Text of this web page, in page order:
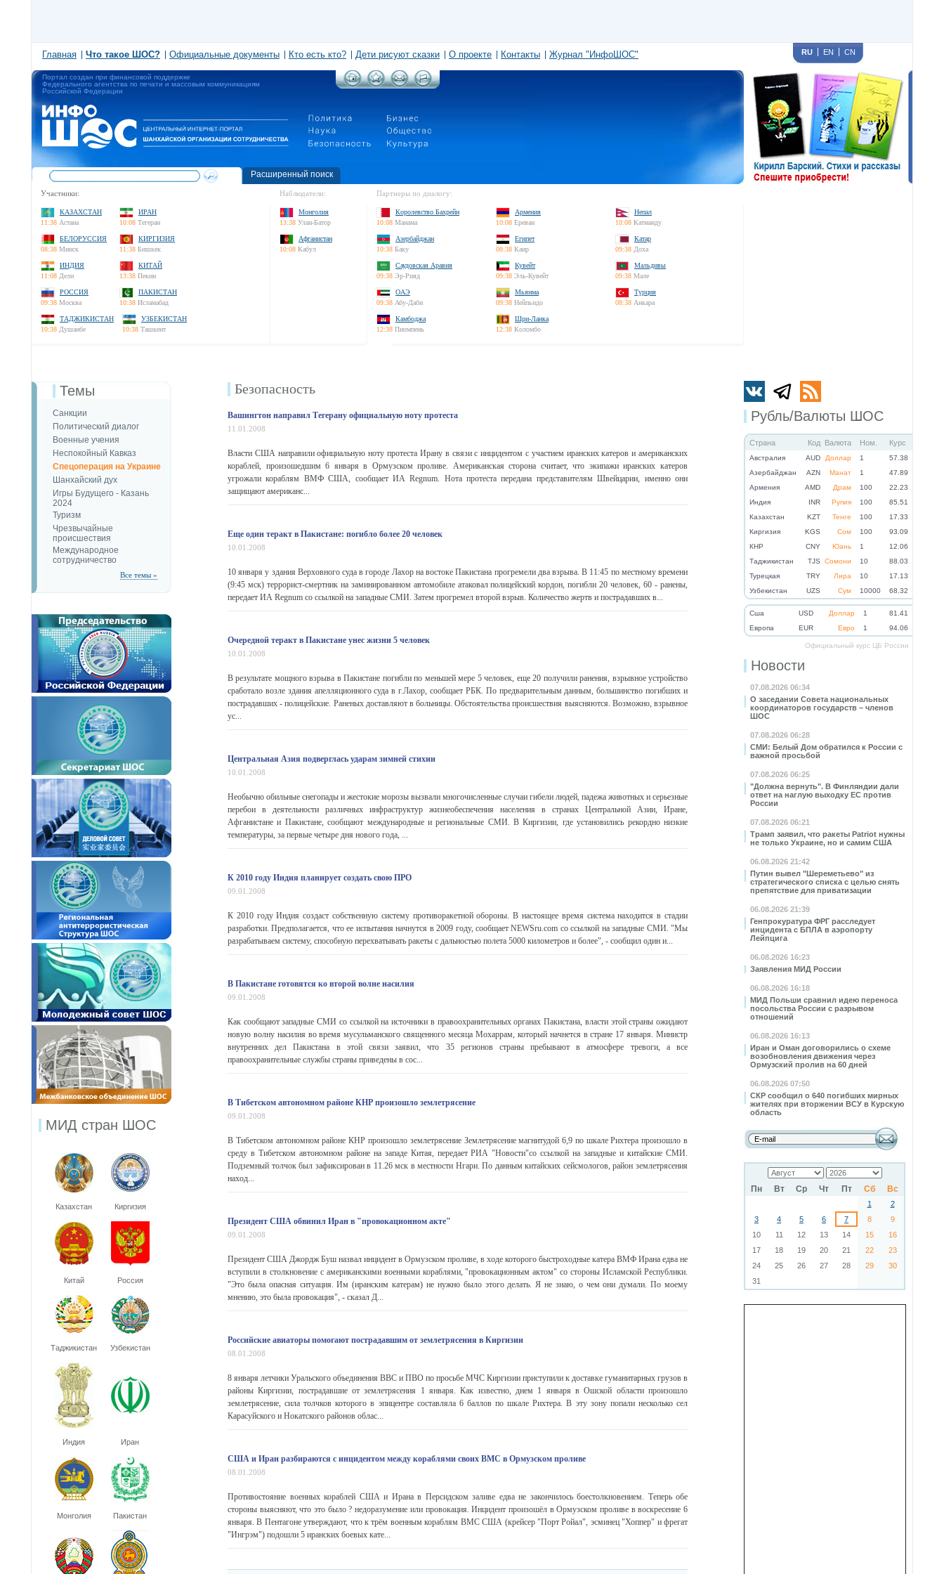
Главная Что такое ШОС? Официальные документы Кто есть кто? Дети рисуют сказки О проекте Контакты Журнал "ИнфоШОС" RU EN CN
Портал создан при финансовой поддержке
Федерального агентства по печати и массовым коммуникациям
Российской Федерации
Расширенный поиск
Участники:
КАЗАХСТАН
11:38 Астана
ИРАН
10:08 Тегеран
БЕЛОРУССИЯ
08:38 Минск
КИРГИЗИЯ
11:38 Бишкек
ИНДИЯ
11:08 Дели
КИТАЙ
13:38 Пекин
РОССИЯ
09:38 Москва
ПАКИСТАН
10:38 Исламабад
ТАДЖИКИСТАН
10:38 Душанбе
УЗБЕКИСТАН
10:38 Ташкент
Наблюдатели:
Монголия
13:38 Улан-Батор
Афганистан
10:08 Кабул
Партнеры по диалогу:
Королевство Бахрейн
10:08 Манама
Армения
10:08 Ереван
Непал
10:08 Катманду
Азербайджан
10:38 Баку
Египет
08:38 Каир
Катар
09:38 Доха
Саудовская Аравия
09:38 Эр-Рияд
Кувейт
09:38 Эль-Кувейт
Мальдивы
09:38 Мале
ОАЭ
09:38 Абу-Даби
Мьянма
09:38 Нейпьидо
Турция
08:38 Анкара
Камбоджа
12:38 Пномпень
Шри-Ланка
12:38 Коломбо
Рубль/Валюты ШОС
Страна Код Валюта Ном. Курс
Австралия AUD Доллар 1
57.38
Азербайджан
AZN Манат 1
47.89
Армения
AMD Драм 100
22.23
Индия
INR Рупия 100
85.51
Казахстан
KZT Тенге 100
17.33
Киргизия
KGS Сом 100
93.09
КНР
CNY Юань 1
12.06
Таджикистан
TJS Сомони 10
88.03
Турецкая
TRY Лира 10
17.13
Узбекистан
UZS Сум 10000 68.32
Cша USD Доллар 1
81.41
Eвропа
EUR Евро 1 94.06
Официальный курс ЦБ России
Новости
07.08.2026 06:34
О заседании Совета национальных
координаторов государств – членов
ШОС
07.08.2026 06:28
СМИ: Белый Дом обратился к России с
важной просьбой
07.08.2026 06:25
"Должна вернуть". В Финляндии дали
ответ на наглую выходку ЕС против
России
07.08.2026 06:21
Трамп заявил, что ракеты Patriot нужны
не только Украине, но и самим США
06.08.2026 21:42
Путин вывел "Шереметьево" из
стратегического списка с целью снять
препятствие для приватизации
06.08.2026 21:39
Генпрокуратура ФРГ расследует
инцидента с БПЛА в аэропорту
Лейпцига
06.08.2026 16:23
Заявления МИД России
06.08.2026 16:18
МИД Польши сравнил идею переноса
посольства России с разрывом
отношений
06.08.2026 16:13
Иран и Оман договорились о схеме
возобновления движения через
Ормузский пролив на 60 дней
06.08.2026 07:50
СКР сообщил о 640 погибших мирных
жителях при вторжении ВСУ в Курскую
область
Пн Вт Ср Чт Пт Сб Вс
1
2
3
4 5 6 7 8
9
10
11 12 13 14 15
16
17
18 19 20 21 22
23
24
25 26 27 28 29
30
31
Темы
Санкции
Политический диалог
Военные учения
Неспокойный Кавказ
Спецоперация на Украине
Шанхайский дух
Игры Будущего - Казань
2024
Туризм
Чрезвычайные
происшествия
Международное
сотрудничество
Все темы »
МИД стран ШОС
Казахстан Киргизия
Китай Россия
Таджикистан Узбекистан
Индия Иран
Монголия Пакистан
Безопаcность
Вашингтон направил Тегерану официальную ноту протеста
11.01.2008
Власти США направили официальную ноту протеста Ирану в связи с инцидентом с участием иранских катеров и американских
кораблей, произошедшим 6 января в Ормузском проливе. Американская сторона считает, что экипажи иранских катеров
угрожали кораблям ВМФ США, сообщает ИА Regnum. Нота протеста передана представителям Швейцарии, именно они
защищают американс...
Еще один теракт в Пакистане: погибло более 20 человек
10.01.2008
10 января у здания Верховного суда в городе Лахор на востоке Пакистана прогремели два взрыва. В 11:45 по местному времени
(9:45 мск) террорист-смертник на заминированном автомобиле атаковал полицейский кордон, погибли 20 человек, 60 - ранены,
передает ИА Regnum со ссылкой на западные СМИ. Затем прогремел второй взрыв. Количество жертв и пострадавших в...
Очередной теракт в Пакистане унес жизни 5 человек
10.01.2008
В результате мощного взрыва в Пакистане погибли по меньшей мере 5 человек, еще 20 получили ранения, взрывное устройство
сработало возле здания апелляционного суда в г.Лахор, сообщает РБК. По предварительным данным, большинство погибших и
пострадавших - полицейские. Раненых доставляют в больницы. Обстоятельства происшествия выясняются. Возможно, взрывное
ус...
Центральная Азия подверглась ударам зимней стихии
10.01.2008
Необычно обильные снегопады и жестокие морозы вызвали многочисленные случаи гибели людей, падежа животных и серьезные
перебои в деятельности различных инфраструктур жизнеобеспечения населения в странах Центральной Азии, Иране,
Афганистане и Пакистане, сообщают международные и региональные СМИ. В Киргизии, где установились рекордно низкие
температуры, за первые четыре дня нового года, ...
К 2010 году Индия планирует создать свою ПРО
09.01.2008
К 2010 году Индия создаст собственную систему противоракетной обороны. В настоящее время система находится в стадии
разработки. Предполагается, что ее испытания начнутся в 2009 году, сообщает NEWSru.com со ссылкой на западные СМИ. "Мы
разрабатываем систему, способную перехватывать ракеты с дальностью полета 5000 километров и более", - сообщил один и...
В Пакистане готовятся ко второй волне насилия
09.01.2008
Как сообщают западные СМИ со ссылкой на источники в правоохранительных органах Пакистана, власти этой страны ожидают
новую волну насилия во время мусульманского священного месяца Мохаррам, который начнется в стране 17 января. Министр
внутренних дел Пакистана в этой связи заявил, что 35 регионов страны пребывают в атмосфере тревоги, а все
правоохранительные службы страны приведены в сос...
В Тибетском автономном районе КНР произошло землетрясение
09.01.2008
В Тибетском автономном районе КНР произошло землетрясение Землетрясение магнитудой 6,9 по шкале Рихтера произошло в
среду в Тибетском автономном районе на западе Китая, передает РИА "Новости"со ссылкой на западные и китайские СМИ.
Подземный толчок был зафиксирован в 11.26 мск в местности Нгари. По данным китайских сейсмологов, район землетрясения
наход...
Президент США обвинил Иран в "провокационном акте"
09.01.2008
Президент США Джордж Буш назвал инцидент в Ормузском проливе, в ходе которого быстроходные катера ВМФ Ирана едва не
вступили в столкновение с американскими военными кораблями, "провокационным актом" со стороны Исламской Республики.
"Это была опасная ситуация. Им (иранским катерам) не нужно было этого делать. Я не знаю, о чем они думали. По моему
мнению, это была провокация", - сказал Д...
Российские авиаторы помогают пострадавшим от землетрясения в Киргизии
08.01.2008
8 января летчики Уральского объединения ВВС и ПВО по просьбе МЧС Киргизии приступили к доставке гуманитарных грузов в
районы Киргизии, пострадавшие от землетрясения 1 января. Как известно, днем 1 января в Ошской области произошло
землетрясение, сила толчков которого в эпицентре составляла 6 баллов по шкале Рихтера. В эту зону попали несколько сел
Карасуйского и Нокатского районов облас...
США и Иран разбираются с инцидентом между кораблями своих ВМС в Ормузском проливе
08.01.2008
Противостояние военных кораблей США и Ирана в Персидском заливе едва не закончилось боестолкновением. Теперь обе
стороны выясняют, что это было ? недоразумение или провокация. Инцидент произошёл в Ормузском проливе в воскресение 6
января. В Пентагоне утверждают, что к трём военным кораблям ВМС США (крейсер "Порт Ройал", эсминец "Хоппер" и фрегат
"Ингрэм") подошли 5 иранских боевых кате...